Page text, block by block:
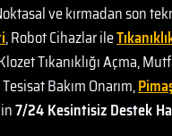
ve kırmadan son
, Robot Cihazlar ile
Tıkanıklığı Açma,
Tesisat Bakım Onarım,
7/24 Kesintisiz Destek